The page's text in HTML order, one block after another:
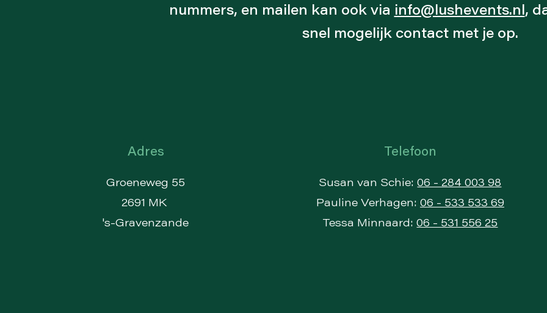
nummers, en mailen kan ook via info@lushevents.nl,
snel mogelijk contact met je op.
Adres
Groeneweg 55
2691 MK
's-Gravenzande
Telefoon
Susan van Schie:06 - 284 003 98
Pauline Verhagen: 06 - 533 533 69
Tessa Minnaard:06 - 531 556 25